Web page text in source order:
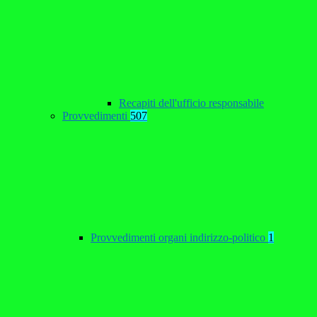
Recapiti dell'ufficio responsabile
Provvedimenti 507
Provvedimenti organi indirizzo-politico 1